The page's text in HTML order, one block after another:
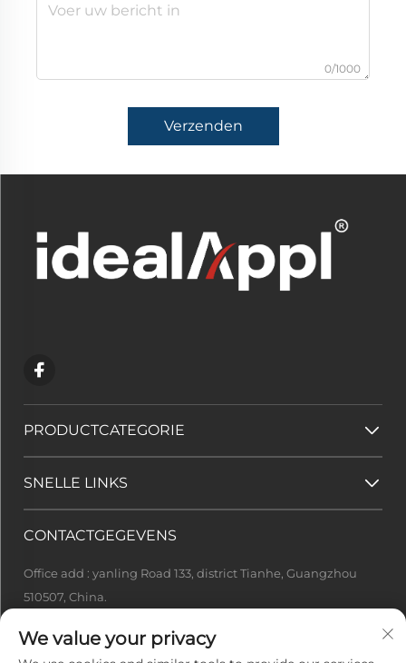
0/1000
Verzenden
PRODUCTCATEGORIE
SNELLE LINKS
CONTACTGEGEVENS
Office add : yanling Road 133, district Tianhe, Guangzhou
510507, China.
+86-13922415049
We value your privacy